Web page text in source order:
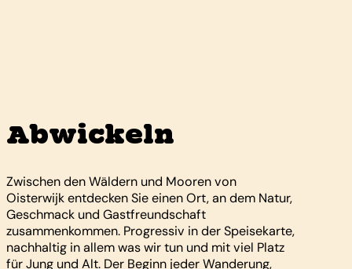
Abwickeln
Zwischen den Wäldern und Mooren von
Oisterwijk entdecken Sie einen Ort, an dem Natur,
Geschmack und Gastfreundschaft
zusammenkommen. Progressiv in der Speisekarte,
nachhaltig in allem was wir tun und mit viel Platz
für Jung und Alt. Der Beginn jeder Wanderung,